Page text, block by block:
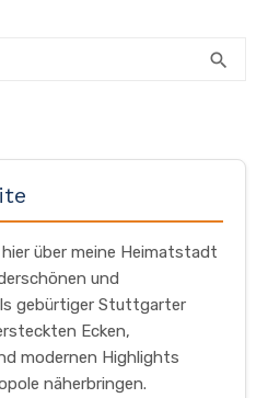
search
über meine Heimatstadt
und
gebürtiger Stuttgarter
Ecken,
modernen Highlights
näherbringen.